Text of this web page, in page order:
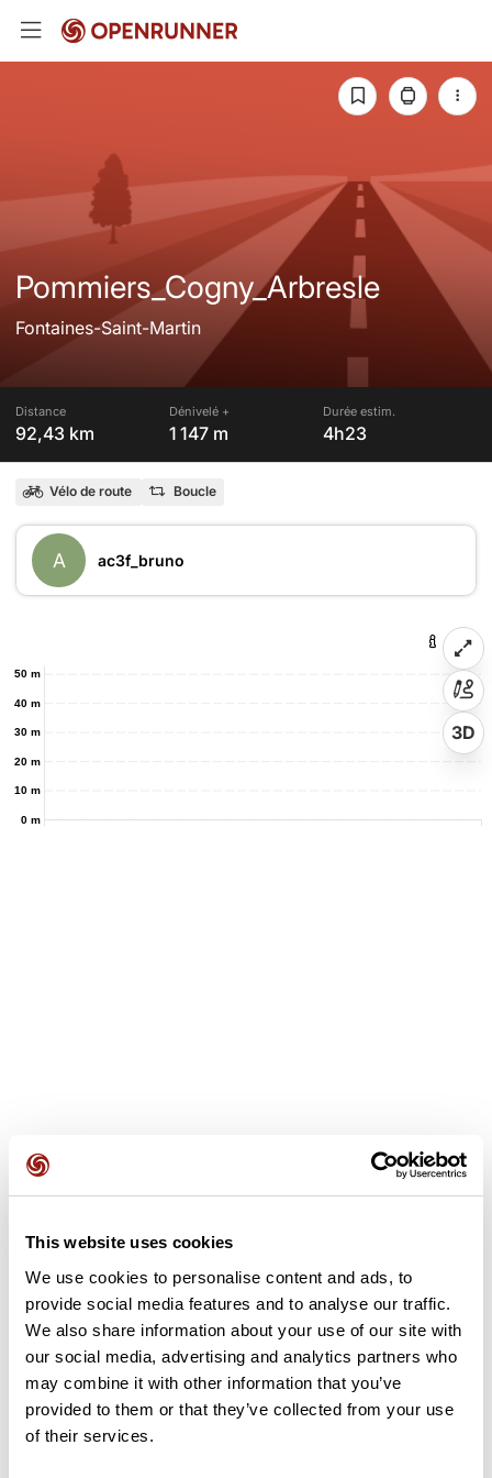
This website uses cookies
We use cookies to personalise content and ads, to
provide social media features and to analyse our traffic.
We also share information about your use of our site with
our social media, advertising and analytics partners who
may combine it with other information that you’ve
provided to them or that they’ve collected from your use
of their services.
Pommiers_Cogny_Arbresle
Fontaines-Saint-Martin
Distance
92,43 km
Dénivelé +
1 147 m
Durée estim.
4h23
Vélo de route Boucle
A ac3f_bruno
0 m
10 m
20 m
30 m
40 m
50 m
3D
Avis des utilisateurs
Soyez le premier à ajouter un avis !
Ajouter un avis
Résumé